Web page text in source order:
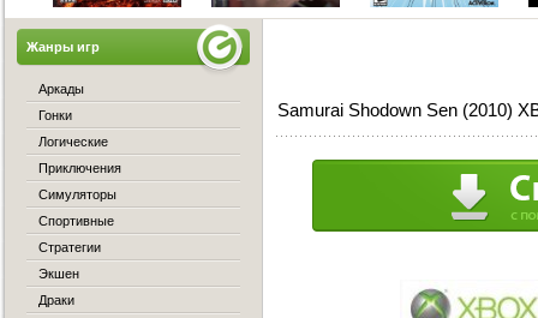
Samurai Shodown Sen (2010)
Жанры игр
Аркады
Гонки
Логические
Приключения
Симуляторы
Спортивные
Стратегии
Экшен
Драки